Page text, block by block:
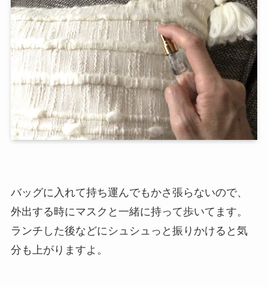
バッグに入れて持ち運んでもかさ張らないので、
外出する時にマスクと一緒に持って歩いてます。
ランチした後などにシュシュっと振りかけると気
分も上がりますよ。